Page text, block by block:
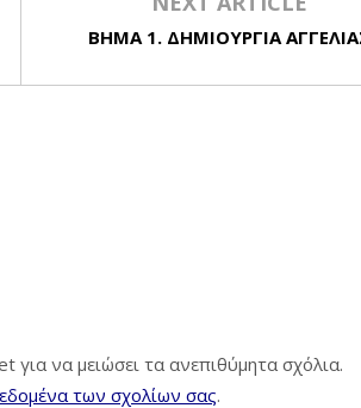
ΒΗΜΑ 1. ΔΗΜΙΟΥΡΓΙΑ
για να μειώσει τα ανεπιθύμητα σχόλια.
των σχολίων σας.